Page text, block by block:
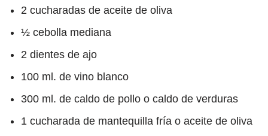
2 cucharadas de aceite de oliva
½ cebolla mediana
2 dientes de ajo
100 ml. de vino blanco
300 ml. de caldo de pollo o caldo de verduras
1 cucharada de mantequilla fría o aceite de oliva